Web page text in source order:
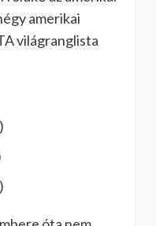
amerikai
világranglista